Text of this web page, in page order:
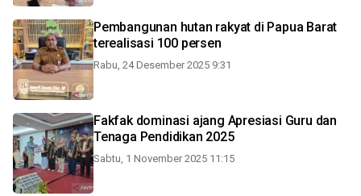
Pembangunan hutan rakyat di Papua Barat
terealisasi 100 persen
Rabu, 24 Desember 2025 9:31
Fakfak dominasi ajang Apresiasi Guru dan
Tenaga Pendidikan 2025
Sabtu, 1 November 2025 11:15